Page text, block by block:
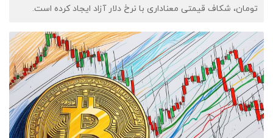
تومان، شکاف قیمتی معناداری با نرخ دلار آزاد ایجاد کرده است.